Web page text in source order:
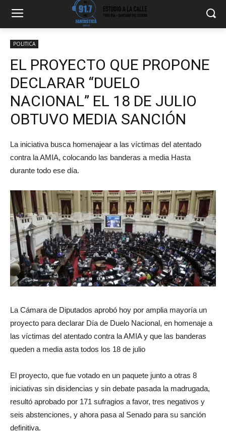
POLITICA
EL PROYECTO QUE PROPONE
DECLARAR “DUELO
NACIONAL” EL 18 DE JULIO
OBTUVO MEDIA SANCIÓN
La iniciativa busca homenajear a las víctimas del atentado
contra la AMIA, colocando las banderas a media Hasta
durante todo ese día.
La Cámara de Diputados aprobó hoy por amplia mayoría un
proyecto para declarar Día de Duelo Nacional, en homenaje a
las víctimas del atentado contra la AMIA y que las banderas
queden a media asta todos los 18 de julio
El proyecto, que fue votado en un paquete junto a otras 8
iniciativas sin disidencias y sin debate pasada la madrugada,
resultó aprobado por 171 sufragios a favor, tres negativos y
seis abstenciones, y ahora pasa al Senado para su sanción
definitiva.